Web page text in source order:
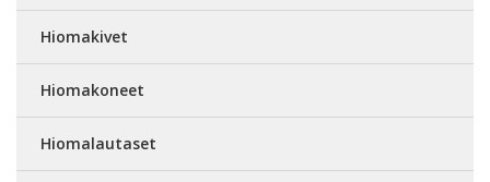
Hiomakivet
Hiomakoneet
Hiomalautaset